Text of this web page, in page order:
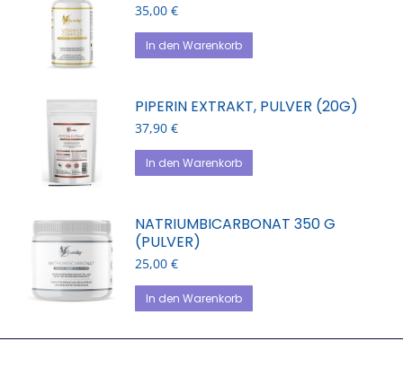
35,00 €
In den Warenkorb
PIPERIN EXTRAKT, PULVER (20G)
37,90 €
In den Warenkorb
NATRIUMBICARBONAT 350 G
(PULVER)
25,00 €
In den Warenkorb